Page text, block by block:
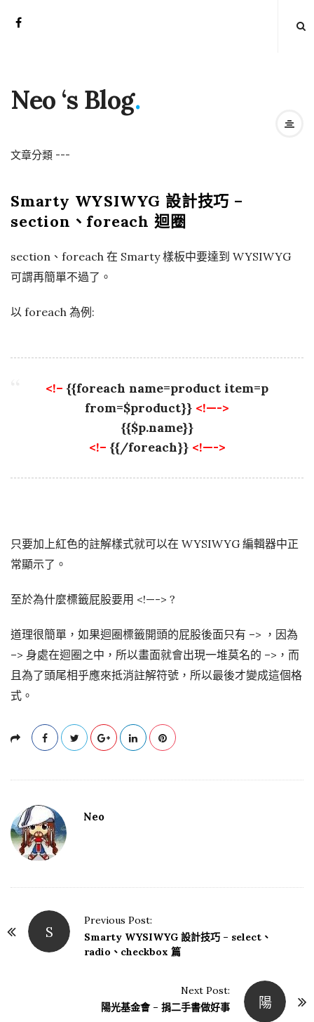
Neo ‘s Blog.
文章分類 ---
Smarty WYSIWYG 設計技巧 –
section、foreach 迴圈
section、foreach 在 Smarty 樣板中要達到 WYSIWYG
可謂再簡單不過了。
以 foreach 為例:
<!– {{foreach name=product item=p
from=$product}} <!—->
{{$p.name}}
<!– {{/foreach}} <!—->
只要加上紅色的註解樣式就可以在 WYSIWYG 編輯器中正
常顯示了。
至於為什麼標籤屁股要用 <!—-> ?
道理很簡單，如果迴圈標籤開頭的屁股後面只有 –> ，因為
–> 身處在迴圈之中，所以畫面就會出現一堆莫名的 –>，而
且為了頭尾相乎應來抵消註解符號，所以最後才變成這個格
式。
Neo
P
S
Previous Post:
Smarty WYSIWYG 設計技巧 – select、
radio、checkbox 篇
陽
Next Post:
陽光基金會 – 捐二手書做好事